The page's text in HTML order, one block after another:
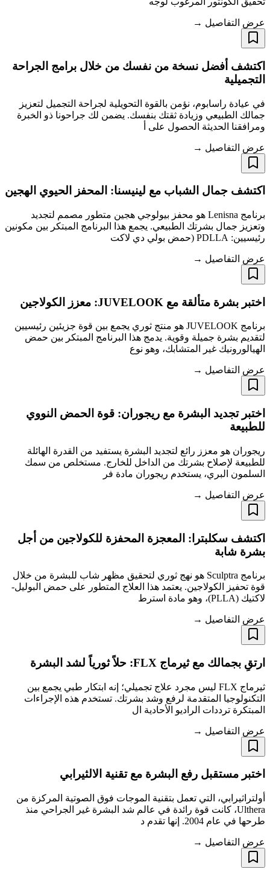
عرض التفاصيل →
اكتشف أفضل نسخة من نفسك من خلال برامج الجراحة
التجميلية
في عيادة راسابوم، نؤمن بالقوة التحويلية لجراحة التجميل لتعزيز
جمالك الطبيعي وزيادة ثقتك بنفسك. يضمن لك جراحونا ذو الخبرة
ومرافقنا الحديثة الحصول على أ
عرض التفاصيل →
اكتشف جمال الشباب مع لينيسنا: المحفز الحيوي الهجين
برنامج Lenisna هو محفز بيولوجي هجين متطور مصمم لتجديد
وتعزيز جمال بشرتك الطبيعي. يجمع هذا البرنامج المبتكر بين مكونين
رئيسيين: PDLLA (حمض بولي دي لاكت
عرض التفاصيل →
اختبر بشرة متألقة مع JUVELOOK: معزز الكولاجين
برنامج JUVELOOK هو منتج ثوري يجمع بين قوة جزيئين رئيسيين
لتقديم بشرة جميلة وقوية. يدمج هذا البرنامج المبتكر بين حمض
الهيالورونيك غير المتشابك، وهو نوع
عرض التفاصيل →
اختبر تجديد البشرة مع ريجوران: قوة الحمض النووي
للطبيعة
ريجوران هو معزز رائع لتجديد البشرة يستفيد من القدرة الهائلة
للطبيعة لإصلاح بشرتك من الداخل للخارج. مستخلص من سمك
السلمون البري، يستخدم ريجوران مادة فر
عرض التفاصيل →
اكتشف سكلبترا: المعجزة المحفزة للكولاجين من أجل
بشرة شابة
برنامج Sculptra هو نهج ثوري لتحقيق مظهر شاب للبشرة من خلال
قوة تحفيز الكولاجين. يعتمد هذا العلاج المتطور على حمض البوليل-
لاكتيك (PLLA)، وهو مادة استرط
عرض التفاصيل →
ارتقِ بجمالك مع ثيرماج FLX: حلاً ثورياً لشد البشرة
ثيرماج FLX ليس مجرد علاج تجميلي؛ إنه ابتكار طبي يجمع بين
التكنولوجيا المتقدمة لرفع وشد بشرتك. تستخدم هذه الإجراءات
المبتكرة ترددات الراديو الأحادية ال
عرض التفاصيل →
اختبر مستقبل رفع البشرة مع تقنية الالثيرابي
أولتراثيرابي، التي تعمل بتقنية الموجات فوق الصوتية المركزة من
Ulthera، كانت قوة رائدة في عالم شد البشرة غير الجراحي منذ
طرحها في عام 2004. إنها تقدم د
عرض التفاصيل →